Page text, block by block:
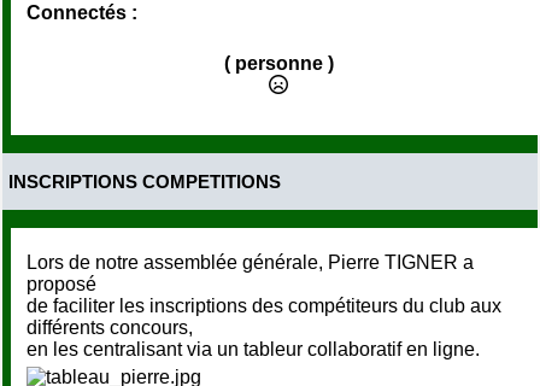
Connectés :
( personne )
INSCRIPTIONS COMPETITIONS
Lors de notre assemblée générale, Pierre TIGNER a
proposé
de faciliter les inscriptions des compétiteurs du club aux
différents concours,
en les centralisant via un tableur collaboratif en ligne.